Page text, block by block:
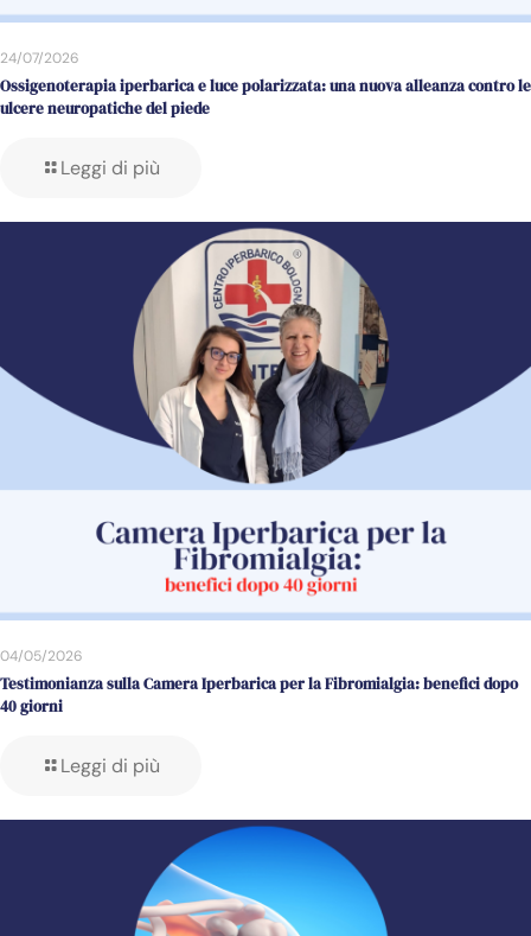
24/07/2026
Ossigenoterapia iperbarica e luce polarizzata: una nuova alleanza contro le
ulcere neuropatiche del piede
Leggi di più
04/05/2026
Testimonianza sulla Camera Iperbarica per la Fibromialgia: benefici dopo
40 giorni
Leggi di più